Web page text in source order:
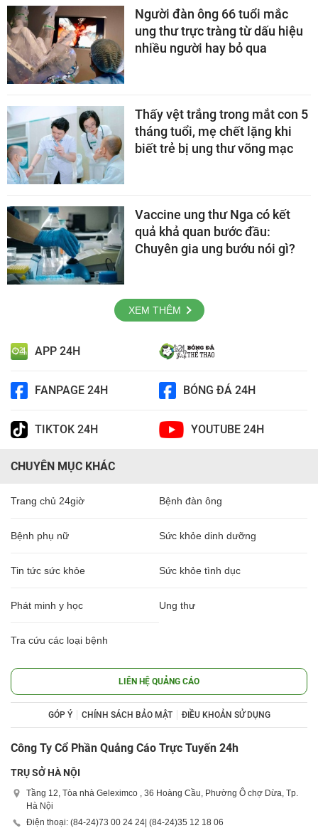
Người đàn ông 66 tuổi mắc
ung thư trực tràng từ dấu hiệu
nhiều người hay bỏ qua
Thấy vệt trắng trong mắt con 5
tháng tuổi, mẹ chết lặng khi
biết trẻ bị ung thư võng mạc
Vaccine ung thư Nga có kết
quả khả quan bước đầu:
Chuyên gia ung bướu nói gì?
XEM THÊM
APP 24H
FANPAGE 24H BÓNG ĐÁ 24H
TIKTOK 24H YOUTUBE 24H
CHUYÊN MỤC KHÁC
Trang chủ 24giờ Bệnh đàn ông
Bệnh phụ nữ Sức khỏe dinh dưỡng
Tin tức sức khỏe Sức khỏe tình dục
Phát minh y học Ung thư
Tra cứu các loại bệnh
LIÊN HỆ QUẢNG CÁO
GÓP Ý CHÍNH SÁCH BẢO MẬT ĐIỀU KHOẢN SỬ DỤNG
Công Ty Cổ Phần Quảng Cáo Trực Tuyến 24h
TRỤ SỞ HÀ NỘI
Tầng 12, Tòa nhà Geleximco , 36 Hoàng Cầu, Phường Ô chợ Dừa, Tp.
Hà Nội
Điện thoại: (84-24)73 00 24 24 | (84-24)35 12 18 06